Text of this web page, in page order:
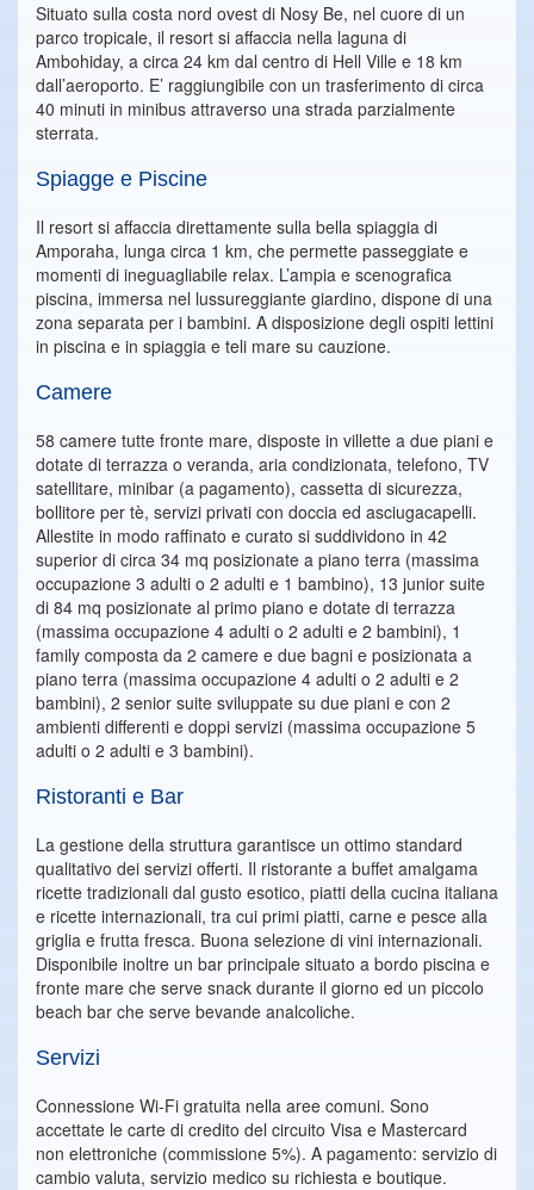
Situato sulla costa nord ovest di Nosy Be, nel cuore di un
parco tropicale, il resort si affaccia nella laguna di
Ambohiday, a circa 24 km dal centro di Hell Ville e 18 km
dall’aeroporto. E’ raggiungibile con un trasferimento di circa
40 minuti in minibus attraverso una strada parzialmente
sterrata.
Spiagge e Piscine
Il resort si affaccia direttamente sulla bella spiaggia di
Amporaha, lunga circa 1 km, che permette passeggiate e
momenti di ineguagliabile relax. L’ampia e scenografica
piscina, immersa nel lussureggiante giardino, dispone di una
zona separata per i bambini. A disposizione degli ospiti lettini
in piscina e in spiaggia e teli mare su cauzione.
Camere
58 camere tutte fronte mare, disposte in villette a due piani e
dotate di terrazza o veranda, aria condizionata, telefono, TV
satellitare, minibar (a pagamento), cassetta di sicurezza,
bollitore per tè, servizi privati con doccia ed asciugacapelli.
Allestite in modo raffinato e curato si suddividono in 42
superior di circa 34 mq posizionate a piano terra (massima
occupazione 3 adulti o 2 adulti e 1 bambino), 13 junior suite
di 84 mq posizionate al primo piano e dotate di terrazza
(massima occupazione 4 adulti o 2 adulti e 2 bambini), 1
family composta da 2 camere e due bagni e posizionata a
piano terra (massima occupazione 4 adulti o 2 adulti e 2
bambini), 2 senior suite sviluppate su due piani e con 2
ambienti differenti e doppi servizi (massima occupazione 5
adulti o 2 adulti e 3 bambini).
Ristoranti e Bar
La gestione della struttura garantisce un ottimo standard
qualitativo dei servizi offerti. Il ristorante a buffet amalgama
ricette tradizionali dal gusto esotico, piatti della cucina italiana
e ricette internazionali, tra cui primi piatti, carne e pesce alla
griglia e frutta fresca. Buona selezione di vini internazionali.
Disponibile inoltre un bar principale situato a bordo piscina e
fronte mare che serve snack durante il giorno ed un piccolo
beach bar che serve bevande analcoliche.
Servizi
Connessione Wi-Fi gratuita nella aree comuni. Sono
accettate le carte di credito del circuito Visa e Mastercard
non elettroniche (commissione 5%). A pagamento: servizio di
cambio valuta, servizio medico su richiesta e boutique.